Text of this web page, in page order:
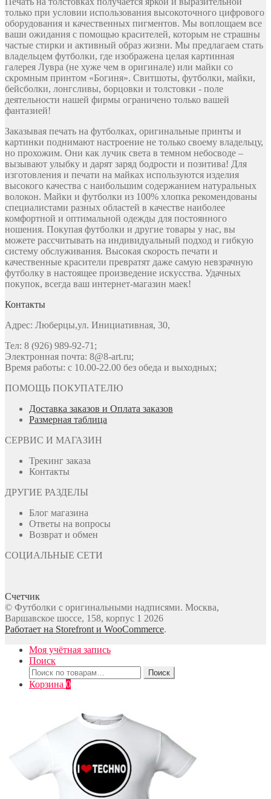
только при условии использования высокоточного цифрового
оборудования и качественных пигментов. Мы воплощаем все
ваши ожидания с помощью красителей, которым не страшны
частые стирки и активный образ жизни. Мы предлагаем стать
владельцем футболки, где изображена целая картинная
галерея Лувра (не хуже чем в оригинале) или майки со
скромным принтом «Богиня». Свитшоты, футболки, майки,
бейсболки, лонгсливы, борцовки и толстовки - поле
деятельности нашей фирмы ограничено только вашей
фантазией!
Заказывая печать на футболках, оригинальные принты и
картинки поднимают настроение не только своему владельцу,
но прохожим. Они как лучик света в темном небосводе –
вызывают улыбку и дарят заряд бодрости и позитива! Для
изготовления и печати на майках используются изделия
высокого качества с наибольшим содержанием натуральных
волокон. Майки и футболки из 100% хлопка рекомендованы
специалистами разных областей в качестве наиболее
комфортной и оптимальной одежды для постоянного
ношения. Покупая футболки и другие товары у нас, вы
можете рассчитывать на индивидуальный подход и гибкую
систему обслуживания. Высокая скорость печати и
качественные красители превратят даже самую невзрачную
футболку в настоящее произведение искусства. Удачных
покупок, всегда ваш интернет-магазин маек!
Контакты
Адрес: Люберцы,ул. Инициативная, 30,
Тел: 8 (926) 989-92-71;
Электронная почта: 8@8-art.ru;
Время работы: с 10.00-22.00 без обеда и выходных;
ПОМОЩЬ ПОКУПАТЕЛЮ
Доставка заказов и Оплата заказов
Размерная таблица
СЕРВИС И МАГАЗИН
Трекинг заказа
Контакты
ДРУГИЕ РАЗДЕЛЫ
Блог магазина
Ответы на вопросы
Возврат и обмен
СОЦИАЛЬНЫЕ СЕТИ
Счетчик
© Футболки с оригинальными надписями. Москва,
Варшавское шоссе, 158, корпус 1 2026
Работает на Storefront и WooCommerce.
Моя учётная запись
Поиск
Искать:
Поиск
Корзина 0